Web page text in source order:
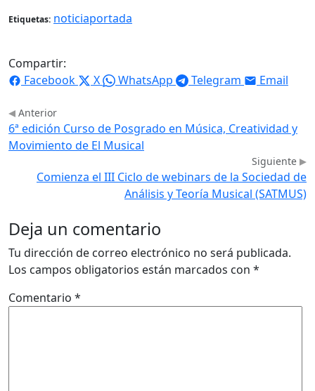
Etiquetas: noticiaportada
Compartir:
Facebook
X WhatsApp Telegram Email
Anterior
6ª edición Curso de Posgrado en Música, Creatividad y
Movimiento de El Musical
Siguiente
Comienza el III Ciclo de webinars de la Sociedad de
Análisis y Teoría Musical (SATMUS)
Deja un comentario
Tu dirección de correo electrónico no será publicada.
Los campos obligatorios están marcados con *
Comentario *